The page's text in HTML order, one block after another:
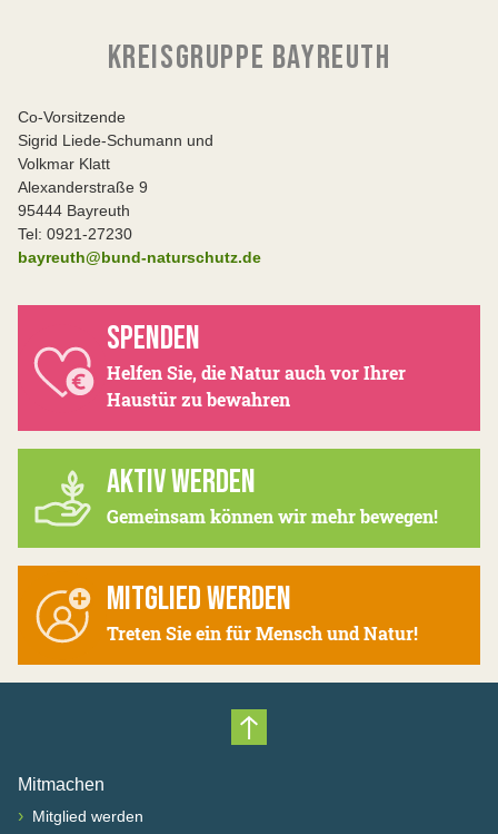
KREISGRUPPE BAYREUTH
Co-Vorsitzende
Sigrid Liede-Schumann und
Volkmar Klatt
Alexanderstraße 9
95444 Bayreuth
Tel: 0921-27230
bayreuth@bund-naturschutz.de
SPENDEN
Helfen Sie, die Natur auch vor Ihrer
Haustür zu bewahren
AKTIV WERDEN
Gemeinsam können wir mehr bewegen!
MITGLIED WERDEN
Treten Sie ein für Mensch und Natur!
Nach oben scrollen
Mitmachen
› Mitglied werden